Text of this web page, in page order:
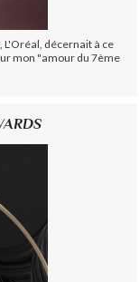
L'Oréal, décernait à ce
mon "amour du 7ème